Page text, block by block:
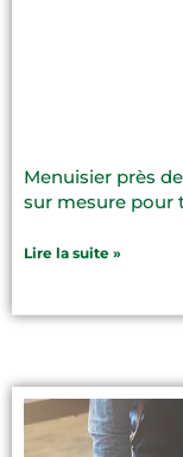
Menuisier près
sur mesure pour
Lire la suite »